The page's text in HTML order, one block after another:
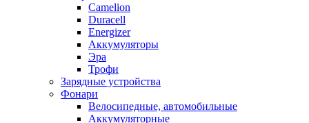
Camelion
Duracell
Energizer
Аккумуляторы
Эра
Трофи
Зарядные устройства
Фонари
Велосипедные, автомобильные
Аккумуляторные